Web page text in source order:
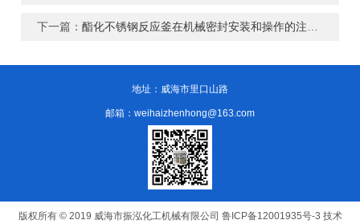
下一篇：酯化不锈钢反应釜在机械密封安装和操作的注意事项
地址：威海市里口山路
邮箱：weihaizhenhong@163.com
版权所有 © 2019 威海市振泓化工机械有限公司 鲁ICP备12001935号-3 技术